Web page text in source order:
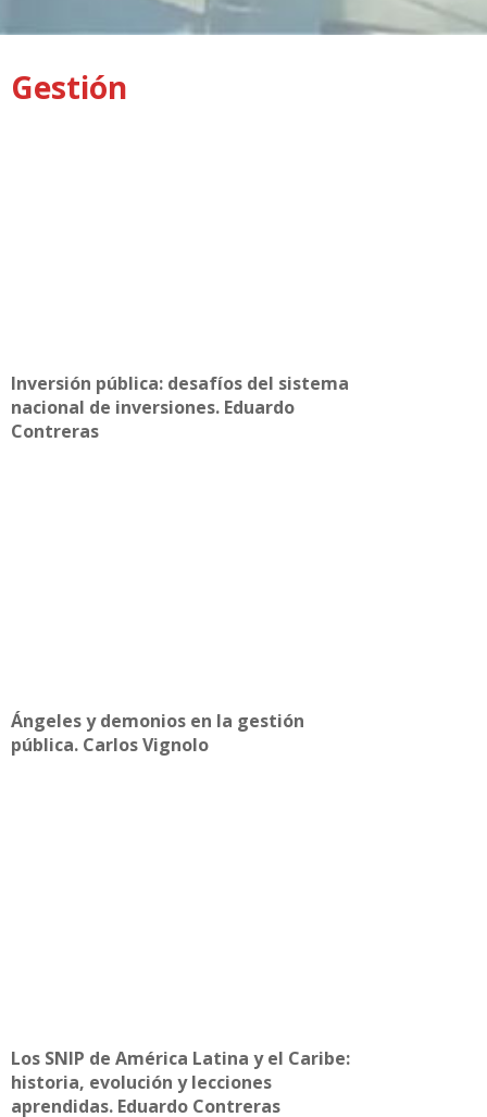
Gestión
Inversión pública: desafíos del sistema
nacional de inversiones. Eduardo
Contreras
Ángeles y demonios en la gestión
pública. Carlos Vignolo
Los SNIP de América Latina y el Caribe:
historia, evolución y lecciones
aprendidas. Eduardo Contreras